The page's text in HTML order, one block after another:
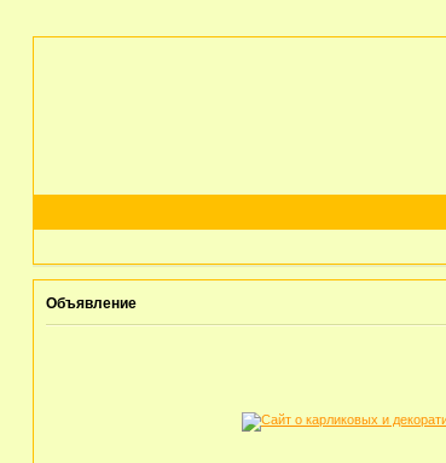
Объявление